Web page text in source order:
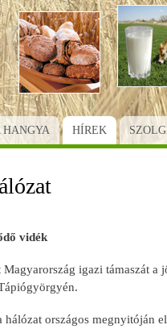
HANGYA HÍREK
vidék
igazi támaszát
országos megnyitóján